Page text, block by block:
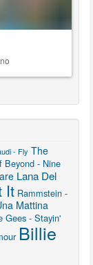
- Fly The
Beyond - Nine
Lana Del
It Rammstein -
Mattina
Gees - Stayin'
Billie